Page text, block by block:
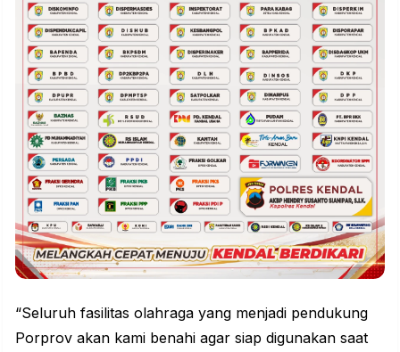
“Seluruh fasilitas olahraga yang menjadi pendukung
Porprov akan kami benahi agar siap digunakan saat